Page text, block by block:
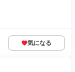
気になる